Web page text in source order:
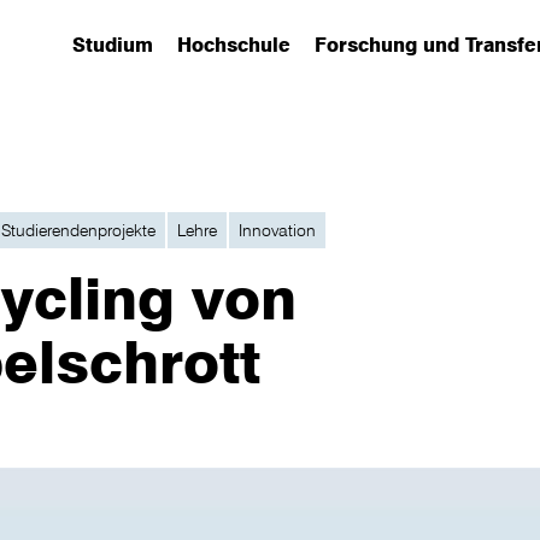
Studium
(has submenu)Hochschule
(has submenu)Forschung und
(has submenu)
Studierendenprojekte Lehre Innovation
von